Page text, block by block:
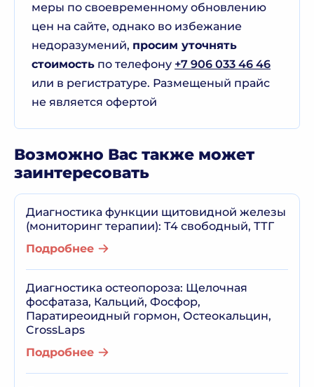
меры по своевременному обновлению
цен на сайте, однако во избежание
недоразумений, просим уточнять
стоимость по телефону +7 906 033 46 46
или в регистратуре. Размещеный прайс
не является офертой
Возможно Вас также может
заинтересовать
Диагностика функции щитовидной железы
(мониторинг терапии): Т4 свободный, ТТГ
Подробнее
Диагностика остеопороза: Щелочная
фосфатаза, Кальций, Фосфор,
Паратиреоидный гормон, Остеокальцин,
CrossLaps
Подробнее